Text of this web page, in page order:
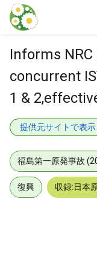
本文に飛ぶ
Informs
concurrent
1 &
提供元サイトで表示
福島第一原発事故
復興 収録:日本